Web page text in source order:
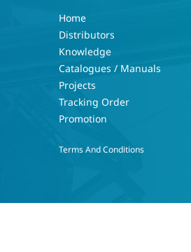
Home
Distributors
Knowledge
Catalogues / Manuals
Projects
Tracking Order
Promotion
Terms And Conditions